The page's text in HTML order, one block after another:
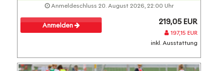
Anmeldeschluss 20. August 2026, 22:00 Uhr
Anmelden 219,05 EUR
197,15 EUR
inkl. Ausstattung